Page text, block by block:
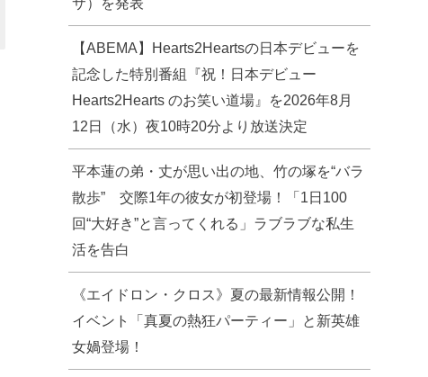
【ABEMA】Hearts2Heartsの日本デビューを
記念した特別番組『祝！日本デビュー
Hearts2Hearts のお笑い道場』を2026年8月
12日（水）夜10時20分より放送決定
平本蓮の弟・丈が思い出の地、竹の塚を“バラ
散歩” 交際1年の彼女が初登場！「1日100
回“大好き”と言ってくれる」ラブラブな私生
活を告白
《エイドロン・クロス》夏の最新情報公開！
イベント「真夏の熱狂パーティー」と新英雄
女媧登場！